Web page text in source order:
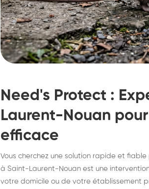
Destruction de nid de
rapide partout en France
Need's Protect :
Laurent-Nouan
efficace
Vous cherchez une solution rapide et
à Saint-Laurent-Nouan est une
votre domicile ou de votre établissement